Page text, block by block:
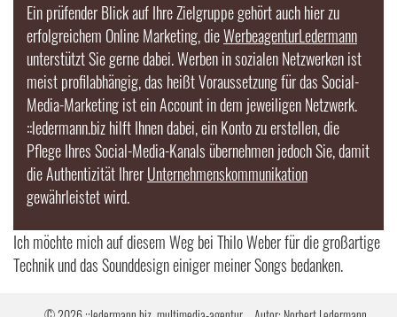
Ein prüfender Blick auf Ihre Zielgruppe gehört auch hier zu
erfolgreichem Online Marketing, dieWerbeagenturLedermann
unterstützt Sie gerne dabei. Werben in sozialen Netzwerken ist
meist profilabhängig, das heißt Voraussetzung für dasSocial-
Media-Marketing ist ein Account in dem jeweiligen Netzwerk.
::ledermann.biz hilft Ihnen dabei, ein Konto zu erstellen, die
Pflege IhresSocial-Media-Kanals übernehmen jedoch Sie, damit
die Authentizität IhrerUnternehmenskommunikation
gewährleistet wird.
Ich möchte mich auf diesem Weg bei Thilo Weber für die großartige
Technik und das Sounddesign einiger meiner Songs bedanken.